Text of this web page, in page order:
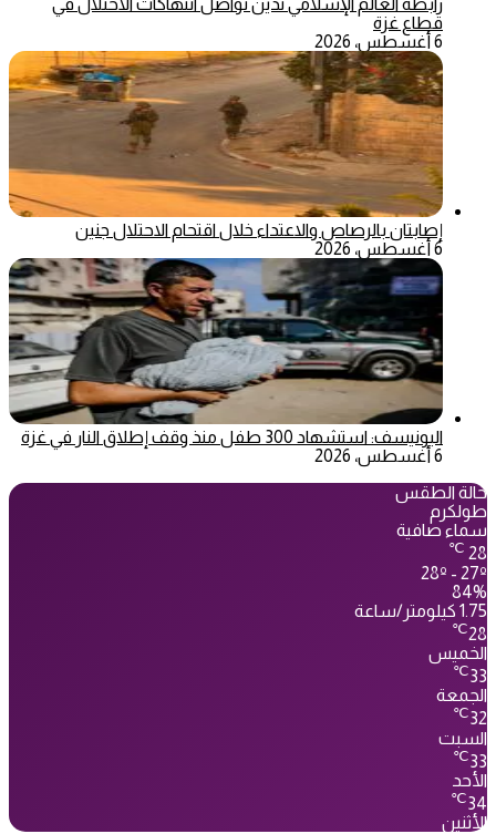
رابطة العالم الإسلامي تدين تواصل انتهاكات الاحتلال في
قطاع غزة
6 أغسطس، 2026
إصابتان بالرصاص والاعتداء خلال اقتحام الاحتلال جنين
6 أغسطس، 2026
اليونيسف: استشهاد 300 طفل منذ وقف إطلاق النار في غزة
6 أغسطس، 2026
حالة الطقس
طولكرم
سماء صافية
28
℃
28º - 27º
84%
1.75 كيلومتر/ساعة
28
℃
الخميس
33
℃
الجمعة
32
℃
السبت
33
℃
الأحد
34
℃
الأثنين